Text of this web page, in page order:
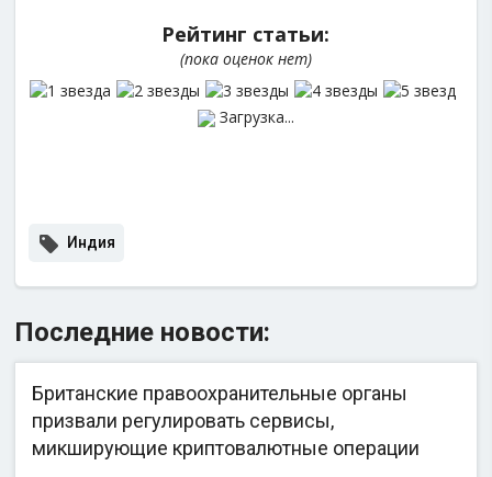
Рейтинг статьи:
(пока оценок нет)
Загрузка...
Индия
Последние новости:
Британские правоохранительные органы
призвали регулировать сервисы,
микширующие криптовалютные операции